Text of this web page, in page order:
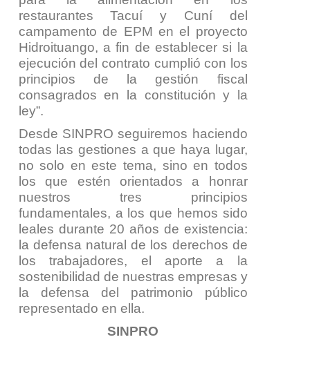
restaurantes Tacuí y Cuní del
campamento de EPM en el proyecto
Hidroituango, a fin de establecer si la
ejecución del contrato cumplió con los
principios de la gestión fiscal
consagrados en la constitución y la
ley”.
Desde SINPRO seguiremos haciendo
todas las gestiones a que haya lugar,
no solo en este tema, sino en todos
los que estén orientados a honrar
nuestros tres principios
fundamentales, a los que hemos sido
leales durante 20 años de existencia:
la defensa natural de los derechos de
los trabajadores, el aporte a la
sostenibilidad de nuestras empresas y
la defensa del patrimonio público
representado en ella.
SINPRO